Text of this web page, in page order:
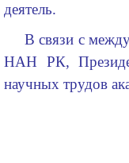
деятель.
В связи с
НАН РК,
научных трудов